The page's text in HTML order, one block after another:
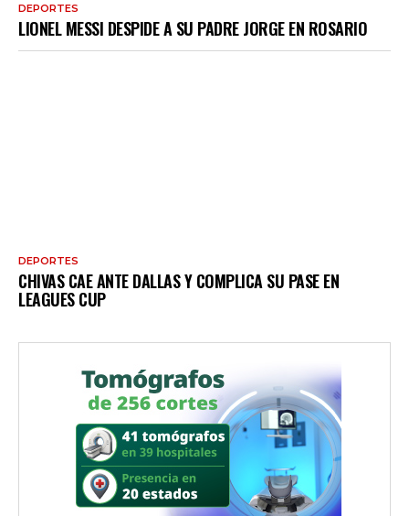
DEPORTES
LIONEL MESSI DESPIDE A SU PADRE JORGE EN ROSARIO
DEPORTES
CHIVAS CAE ANTE DALLAS Y COMPLICA SU PASE EN
LEAGUES CUP